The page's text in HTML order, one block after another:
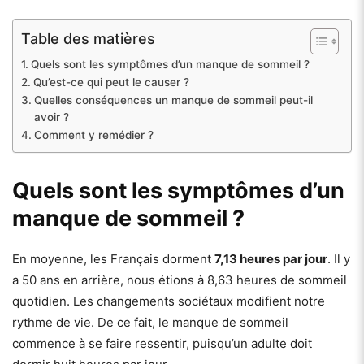
Table des matières
Quels sont les symptômes d’un manque de sommeil ?
Qu’est-ce qui peut le causer ?
Quelles conséquences un manque de sommeil peut-il
avoir ?
Comment y remédier ?
Quels sont les symptômes d’un
manque de sommeil ?
En moyenne, les Français dorment 7,13 heures par jour. Il y
a 50 ans en arrière, nous étions à 8,63 heures de sommeil
quotidien. Les changements sociétaux modifient notre
rythme de vie. De ce fait, le manque de sommeil
commence à se faire ressentir, puisqu’un adulte doit